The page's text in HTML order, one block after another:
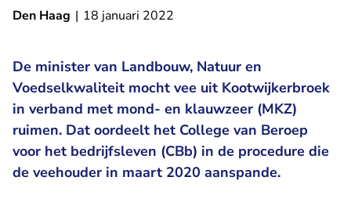
Den Haag | 18 januari 2022
De minister van Landbouw, Natuur en
Voedselkwaliteit mocht vee uit Kootwijkerbroek
in verband met mond- en klauwzeer (MKZ)
ruimen. Dat oordeelt het College van Beroep
voor het bedrijfsleven (CBb) in de procedure die
de veehouder in maart 2020 aanspande.